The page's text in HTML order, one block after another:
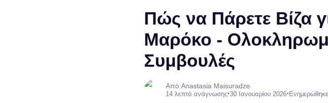
Πώς να Πάρετε Βίζα
Μαρόκο -
Συμβουλές
Από Anastasia Maisuradze
14 λεπτά ανάγνωσης•30 Ιανουαρίου 2026•